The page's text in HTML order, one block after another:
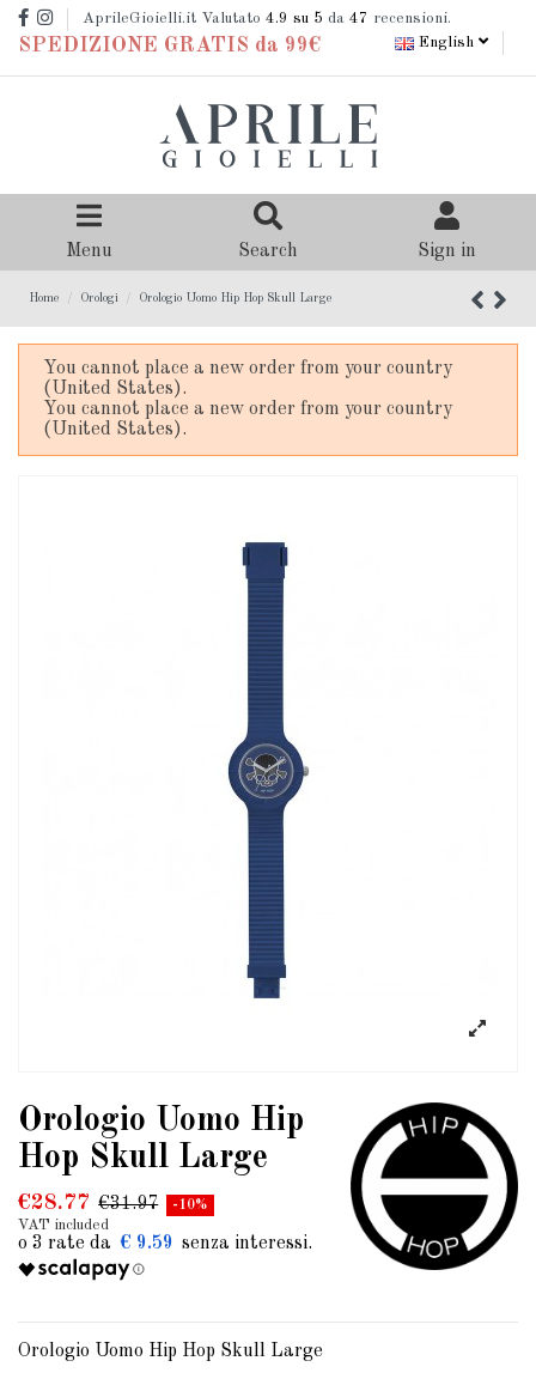
AprileGioielli.it Valutato 4.9 su 5 da 47 recensioni.
SPEDIZIONE GRATIS da 99€ English
Menu Search Sign in
Home Orologi Orologio Uomo Hip Hop Skull Large
You cannot place a new order from your country
(United States).
You cannot place a new order from your country
(United States).
Orologio Uomo Hip
Hop Skull Large
€28.77 €31.97 -10%
VAT included
€ 9.59
Orologio Uomo Hip Hop Skull Large